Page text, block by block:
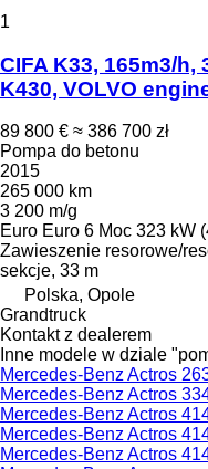
1
CIFA K33, 165m3/h,
K430, VOLVO
89 800 € ≈ 386 700 zł
Pompa do betonu
2015
265 000 km
3 200 m/g
Euro Euro 6 Moc 323 kW
Zawieszenie resorowe/
sekcje, 33 m
Polska, Opole
Grandtruck
Kontakt z dealerem
Inne modele w dziale
Mercedes-Benz Actros
Mercedes-Benz Actros
Mercedes-Benz Actros
Mercedes-Benz Actros
Mercedes-Benz Actros